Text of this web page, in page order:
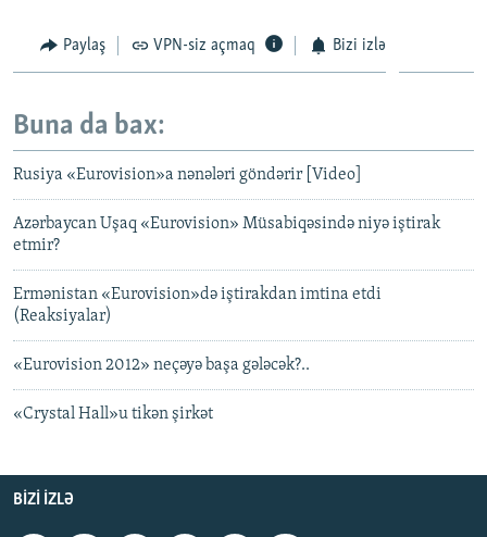
Paylaş VPN-siz açmaq Bizi izlə
Buna da bax:
Rusiya «Eurovision»a nənələri göndərir [Video]
Azərbaycan Uşaq «Eurovision» Müsabiqəsində niyə iştirak
etmir?
Ermənistan «Eurovision»də iştirakdan imtina etdi
(Reaksiyalar)
«Eurovision 2012» neçəyə başa gələcək?..
«Crystal Hall»u tikən şirkət
BIZI IZLƏ